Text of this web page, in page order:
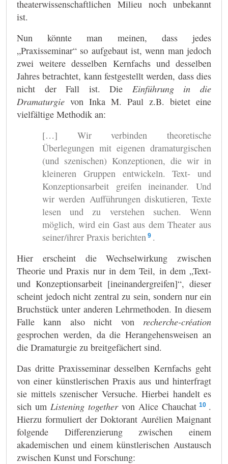
theaterwissenschaftlichen Milieu noch unbekannt
ist.
Nun könnte man meinen, dass jedes
„Praxisseminar“ so aufgebaut ist, wenn man jedoch
zwei weitere desselben Kernfachs und desselben
Jahres betrachtet, kann festgestellt werden, dass dies
nicht der Fall ist. Die Einführung in die
Dramaturgie von Inka M. Paul z.B. bietet eine
vielfältige Methodik an:
[…] Wir verbinden theoretische
Überlegungen mit eigenen dramaturgischen
(und szenischen) Konzeptionen, die wir in
kleineren Gruppen entwickeln. Text- und
Konzeptionsarbeit greifen ineinander. Und
wir werden Aufführungen diskutieren, Texte
lesen und zu verstehen suchen. Wenn
möglich, wird ein Gast aus dem Theater aus
seiner/ihrer Praxis berichten 9 .
Hier erscheint die Wechselwirkung zwischen
Theorie und Praxis nur in dem Teil, in dem „Text-
und Konzeptionsarbeit [ineinandergreifen]“, dieser
scheint jedoch nicht zentral zu sein, sondern nur ein
Bruchstück unter anderen Lehrmethoden. In diesem
Falle kann also nicht von recherche-création
gesprochen werden, da die Herangehensweisen an
die Dramaturgie zu breitgefächert sind.
Das dritte Praxisseminar desselben Kernfachs geht
von einer künstlerischen Praxis aus und hinterfragt
sie mittels szenischer Versuche. Hierbei handelt es
sich um Listening together von Alice Chauchat 10 .
Hierzu formuliert der Doktorant Aurélien Maignant
folgende Differenzierung zwischen einem
akademischen und einem künstlerischen Austausch
zwischen Kunst und Forschung: